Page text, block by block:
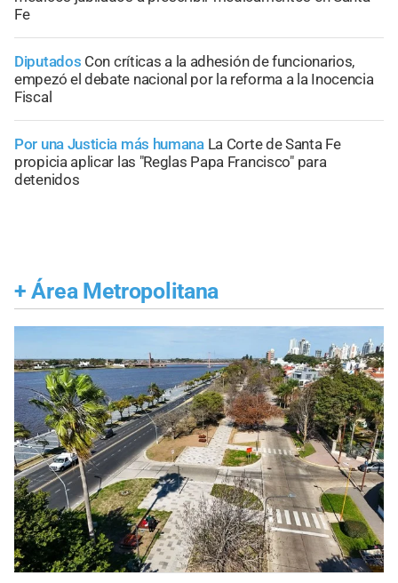
Fe
Diputados Con críticas a la adhesión de funcionarios,
empezó el debate nacional por la reforma a la Inocencia
Fiscal
Por una Justicia más humana La Corte de Santa Fe
propicia aplicar las "Reglas Papa Francisco" para
detenidos
+ Área Metropolitana